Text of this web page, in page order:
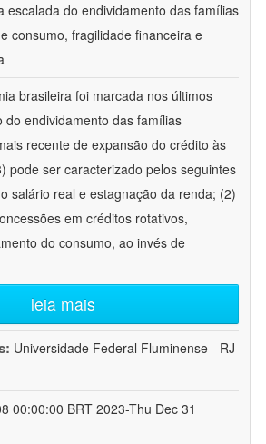
escalada do endividamento das famílias
consumo, fragilidade financeira e
brasileira foi marcada nos últimos
do endividamento das famílias
recente de expansão do crédito às
pode ser caracterizado pelos seguintes
salário real e estagnação da renda; (2)
em créditos rotativos,
do consumo, ao invés de
leia mais
Universidade Federal Fluminense - RJ
00:00:00 BRT 2023-Thu Dec 31